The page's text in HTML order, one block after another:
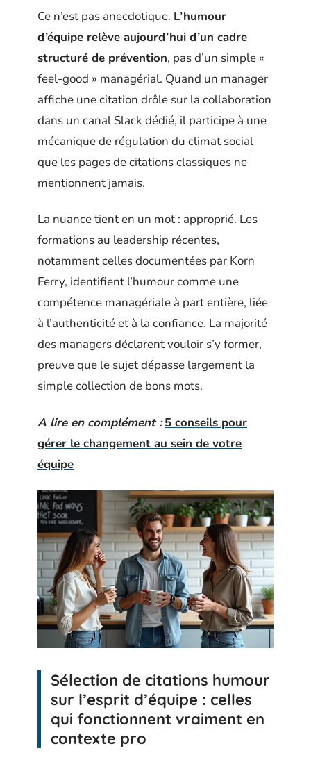
Ce n’est pas anecdotique. L’humour
d’équipe relève aujourd’hui d’un cadre
structuré de prévention, pas d’un simple «
feel-good » managérial. Quand un manager
affiche une citation drôle sur la collaboration
dans un canal Slack dédié, il participe à une
mécanique de régulation du climat social
que les pages de citations classiques ne
mentionnent jamais.
La nuance tient en un mot : approprié. Les
formations au leadership récentes,
notamment celles documentées par Korn
Ferry, identifient l’humour comme une
compétence managériale à part entière, liée
à l’authenticité et à la confiance. La majorité
des managers déclarent vouloir s’y former,
preuve que le sujet dépasse largement la
simple collection de bons mots.
A lire en complément : 5 conseils pour
gérer le changement au sein de votre
équipe
Sélection de citations humour
sur l’esprit d’équipe : celles
qui fonctionnent vraiment en
contexte pro